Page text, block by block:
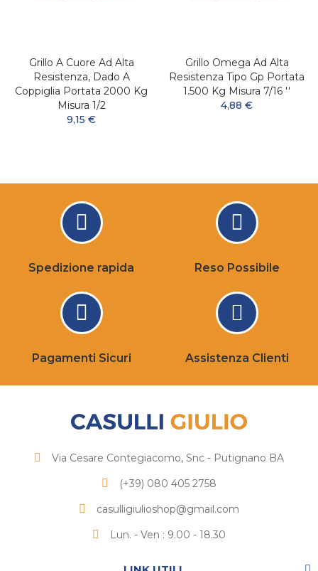
Grillo A Cuore Ad Alta
Resistenza, Dado A
Coppiglia Portata 2000 Kg
Misura 1/2
9,15 €
Grillo Omega Ad Alta
Resistenza Tipo Gp Portata
1.500 Kg Misura 7/16 ''
4,88 €
Spedizione rapida Reso Possibile
Pagamenti Sicuri Assistenza Clienti
Via Cesare Contegiacomo, Snc - Putignano BA
(+39) 080 405 2758
casulligiulioshop@gmail.com
Lun. - Ven : 9.00 - 18.30